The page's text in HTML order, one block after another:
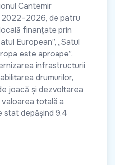
Cantemir
de patru
finanțate prin
European”, „Satul
este aproape”.
infrastructurii
drumurilor,
joacă și dezvoltarea
totală a
stat depășind 9.4